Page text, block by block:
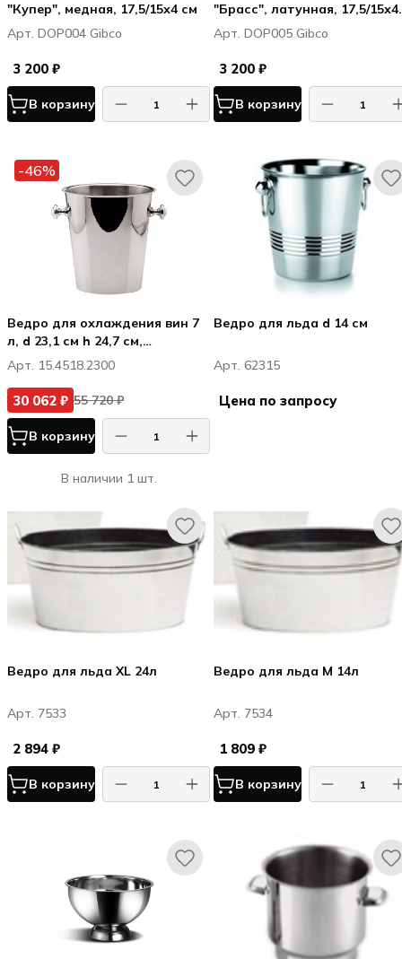
"Купер", медная, 17,5/15х4 см
Арт. DOP004 Gibco
3 200 ₽
В корзину
"Брасс", латунная, 17,5/15х4
см
Арт. DOP005 Gibco
3 200 ₽
В корзину
-46%
Ведро для охлаждения вин 7
л, d 23,1 см h 24,7 см,
посеребрение
Арт. 15.4518.2300
30 062 ₽ 55 720 ₽
В корзину
В наличии 1 шт.
Ведро для льда d 14 см
Арт. 62315
Цена по запросу
Ведро для льда XL 24л
Арт. 7533
2 894 ₽
В корзину
Ведро для льда M 14л
Арт. 7534
1 809 ₽
В корзину